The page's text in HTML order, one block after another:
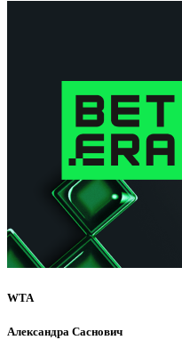
WTA
Александра Саснович